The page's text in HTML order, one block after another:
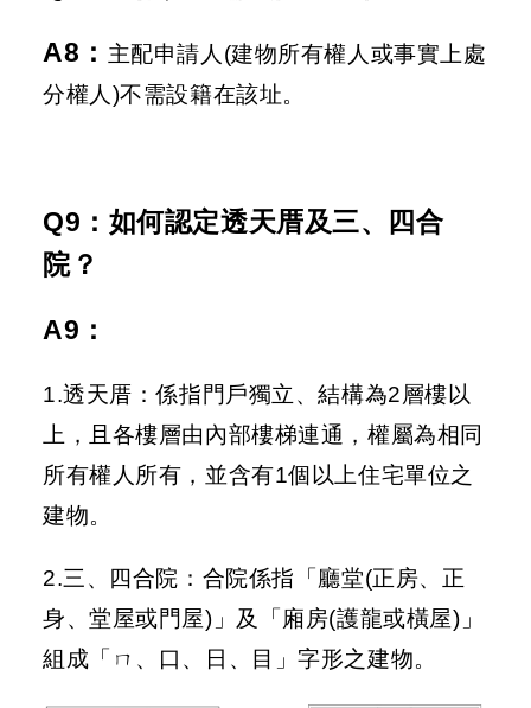
A8 ： 主配申請人(建物所有權人或事實上處
分權人)不需設籍在該址。
Q9： 如何認定透天厝及三、四合
院？
A9 ：
1.透天厝：係指門戶獨立、結構為2層樓以
上，且各樓層由內部樓梯連通，權屬為相同
所有權人所有，並含有1個以上住宅單位之
建物。
2.三、四合院：合院係指「廳堂(正房、正
身、堂屋或門屋)」及「廂房(護龍或橫屋)」
組成「ㄇ、口、日、目」字形之建物。